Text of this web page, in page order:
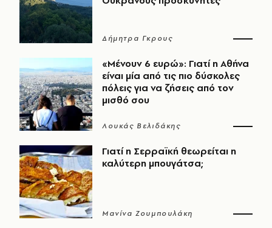
Δήμητρα Γκρους
«Μένουν 6 ευρώ»: Γιατί η Αθήνα
είναι μία από τις πιο δύσκολες
πόλεις για να ζήσεις από τον
μισθό σου
Λουκάς Βελιδάκης
Γιατί η Σερραϊκή θεωρείται η
καλύτερη μπουγάτσα;
Μανίνα Ζουμπουλάκη